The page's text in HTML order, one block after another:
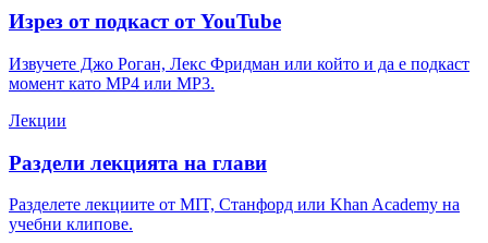
Изрез от подкаст от YouTube
Извучете Джо Роган, Лекс Фридман или който и да е подкаст
момент като MP4 или MP3.
Лекции
Раздели лекцията на глави
Разделете лекциите от MIT, Станфорд или Khan Academy на
учебни клипове.